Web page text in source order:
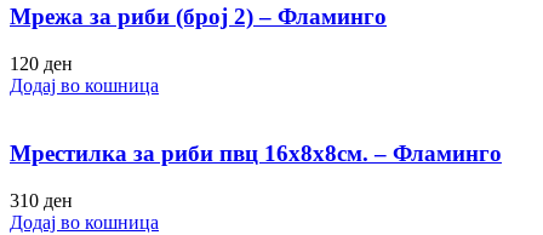
Мрежа за риби (број 2) – Фламинго
120 ден
Додај во кошница
Мрестилка за риби пвц 16х8х8см. – Фламинго
310 ден
Додај во кошница